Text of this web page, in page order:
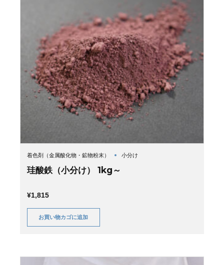
着色剤（金属酸化物・鉱物粉末） 小分け
珪酸鉄（小分け） 1kg～
¥1,815
お買い物カゴに追加